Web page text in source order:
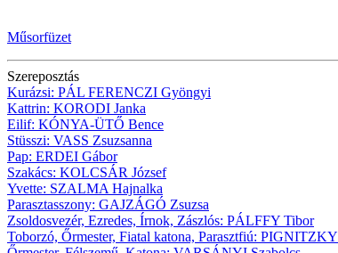
Műsorfüzet
Szereposztás
Kurázsi: PÁL FERENCZI Gyöngyi
Kattrin: KORODI Janka
Eilif: KÓNYA-ÜTŐ Bence
Stüsszi: VASS Zsuzsanna
Pap: ERDEI Gábor
Szakács: KOLCSÁR József
Yvette: SZALMA Hajnalka
Parasztasszony: GAJZÁGÓ Zsuzsa
Zsoldosvezér, Ezredes, Írnok, Zászlós: PÁLFFY Tibor
Toborzó, Őrmester, Fiatal katona, Parasztfiú: PIGNITZKY